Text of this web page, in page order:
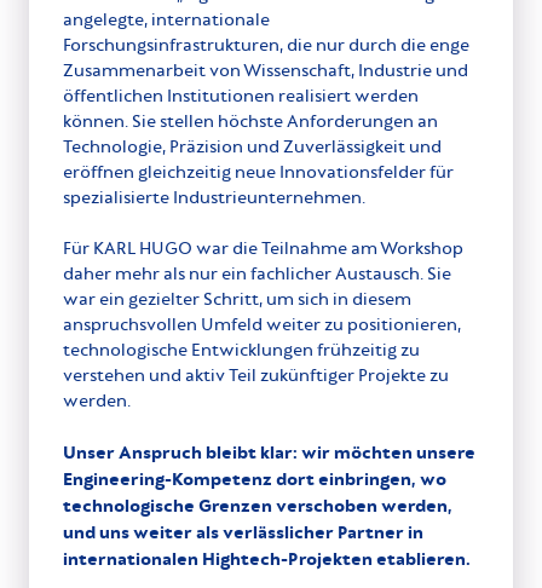
angelegte, internationale
Forschungsinfrastrukturen, die nur durch die enge
Zusammenarbeit von Wissenschaft, Industrie und
öffentlichen Institutionen realisiert werden
können. Sie stellen höchste Anforderungen an
Technologie, Präzision und Zuverlässigkeit und
eröffnen gleichzeitig neue Innovationsfelder für
spezialisierte Industrieunternehmen.
Für KARL HUGO war die Teilnahme am Workshop
daher mehr als nur ein fachlicher Austausch. Sie
war ein gezielter Schritt, um sich in diesem
anspruchsvollen Umfeld weiter zu positionieren,
technologische Entwicklungen frühzeitig zu
verstehen und aktiv Teil zukünftiger Projekte zu
werden.
Unser Anspruch bleibt klar: wir möchten unsere
Engineering-Kompetenz dort einbringen, wo
technologische Grenzen verschoben werden,
und uns weiter als verlässlicher Partner in
internationalen Hightech-Projekten etablieren.